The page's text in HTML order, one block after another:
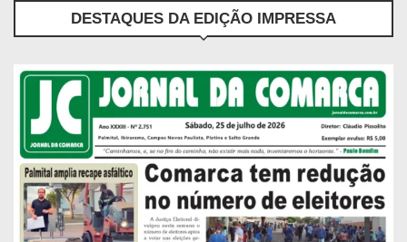
DESTAQUES DA EDIÇÃO IMPRESSA